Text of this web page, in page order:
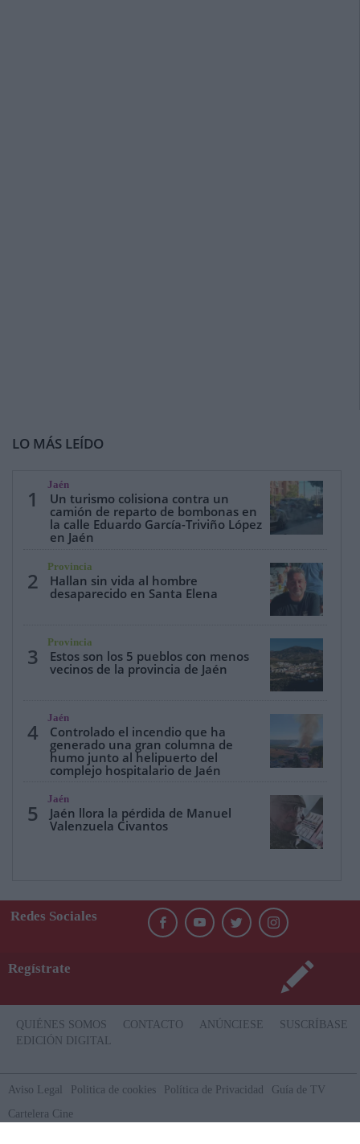
LO MÁS LEÍDO
1
Jaén
Un turismo colisiona contra un
camión de reparto de bombonas en
la calle Eduardo García-Triviño López
en Jaén
2
Provincia
Hallan sin vida al hombre
desaparecido en Santa Elena
3
Provincia
Estos son los 5 pueblos con menos
vecinos de la provincia de Jaén
4
Jaén
Controlado el incendio que ha
generado una gran columna de
humo junto al helipuerto del
complejo hospitalario de Jaén
5
Jaén
Jaén llora la pérdida de Manuel
Valenzuela Civantos
Redes Sociales
Regístrate
QUIÉNES SOMOS CONTACTO ANÚNCIESE
SUSCRÍBASE
EDICIÓN DIGITAL
Aviso Legal Politica de cookies Política de Privacidad
Guía de TV
Cartelera Cine